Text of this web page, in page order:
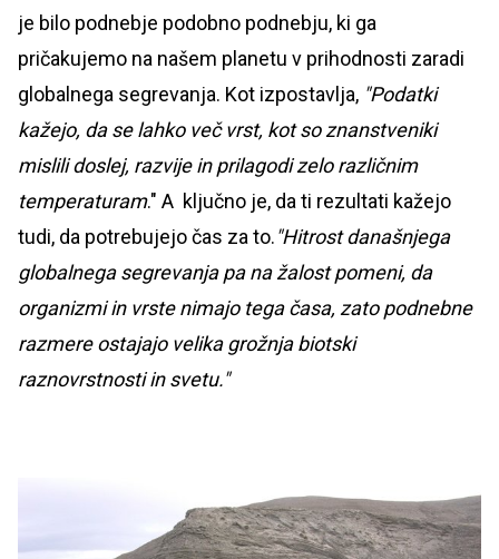
je bilo podnebje podobno podnebju, ki ga
pričakujemo na našem planetu v prihodnosti zaradi
globalnega segrevanja. Kot izpostavlja, "Podatki
kažejo, da se lahko več vrst, kot so znanstveniki
mislili doslej, razvije in prilagodi zelo različnim
temperaturam." A ključno je, da ti rezultati kažejo
tudi, da potrebujejo čas za to."Hitrost današnjega
globalnega segrevanja pa na žalost pomeni, da
organizmi in vrste nimajo tega časa, zato podnebne
razmere ostajajo velika grožnja biotski
raznovrstnosti in svetu."